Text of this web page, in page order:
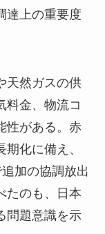
達上の重要度
天然ガスの供
料金、物流コ
性がある。赤
化に備え、
加の協調放出
たのも、日本
問題意識を示